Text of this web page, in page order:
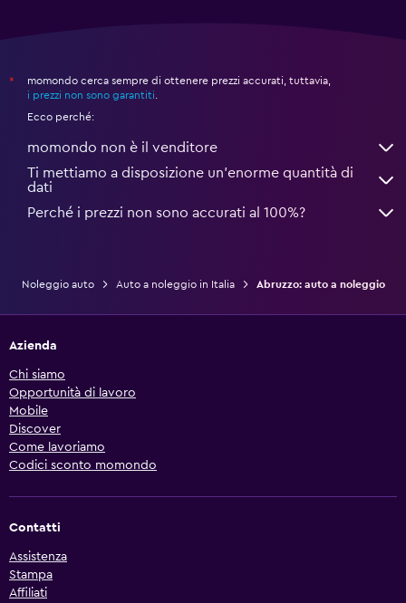
*
momondo cerca sempre di ottenere prezzi accurati, tuttavia,
i prezzi non sono garantiti.
Ecco perché:
momondo non è il venditore
Ti mettiamo a disposizione un’enorme quantità di
dati
Perché i prezzi non sono accurati al 100%?
Noleggio auto Auto a noleggio in Italia Abruzzo: auto a noleggio
Azienda
Chi siamo
Opportunità di lavoro
Mobile
Discover
Come lavoriamo
Codici sconto momondo
Contatti
Assistenza
Stampa
Affiliati